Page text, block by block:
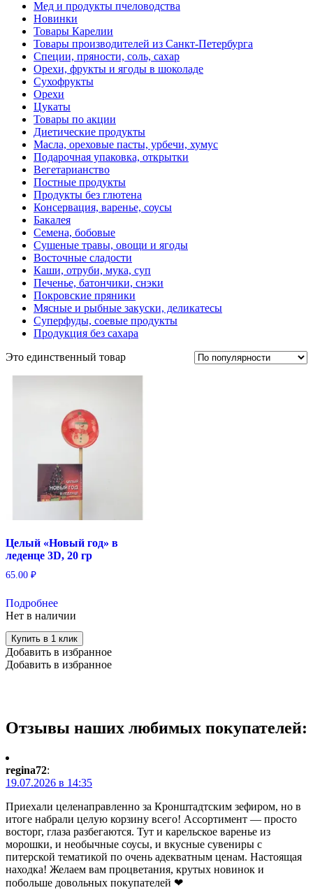
Мед и продукты пчеловодства
Новинки
Товары Карелии
Товары производителей из Санкт-Петербурга
Специи, пряности, соль, сахар
Орехи, фрукты и ягоды в шоколаде
Сухофрукты
Орехи
Цукаты
Товары по акции
Диетические продукты
Масла, ореховые пасты, урбечи, хумус
Подарочная упаковка, открытки
Вегетарианство
Постные продукты
Продукты без глютена
Консервация, варенье, соусы
Бакалея
Семена, бобовые
Сушеные травы, овощи и ягоды
Восточные сладости
Каши, отруби, мука, суп
Печенье, батончики, снэки
Покровские пряники
Мясные и рыбные закуски, деликатесы
Суперфуды, соевые продукты
Продукция без сахара
Это единственный товар
Целый «Новый год» в
леденце 3D, 20 гр
65.00 ₽
Подробнее
Нет в наличии
Купить в 1 клик
Добавить в избранное
Добавить в избранное
Отзывы наших любимых покупателей:
regina72:
19.07.2026 в 14:35
Приехали целенаправленно за Кронштадтским зефиром, но в
итоге набрали целую корзину всего! Ассортимент — просто
восторг, глаза разбегаются. Тут и карельское варенье из
морошки, и необычные соусы, и вкусные сувениры с
питерской тематикой по очень адекватным ценам. Настоящая
находка! Желаем вам процветания, крутых новинок и
побольше довольных покупателей ❤